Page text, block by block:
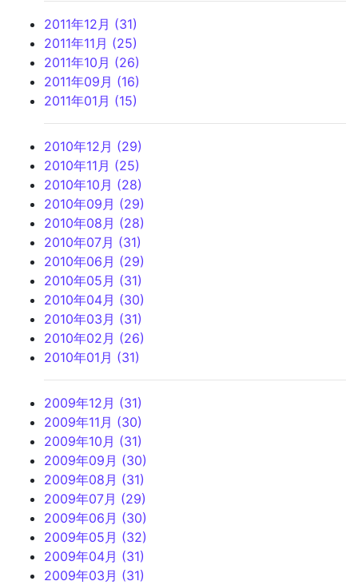
2011年12月 (31)
2011年11月 (25)
2011年10月 (26)
2011年09月 (16)
2011年01月 (15)
2010年12月 (29)
2010年11月 (25)
2010年10月 (28)
2010年09月 (29)
2010年08月 (28)
2010年07月 (31)
2010年06月 (29)
2010年05月 (31)
2010年04月 (30)
2010年03月 (31)
2010年02月 (26)
2010年01月 (31)
2009年12月 (31)
2009年11月 (30)
2009年10月 (31)
2009年09月 (30)
2009年08月 (31)
2009年07月 (29)
2009年06月 (30)
2009年05月 (32)
2009年04月 (31)
2009年03月 (31)